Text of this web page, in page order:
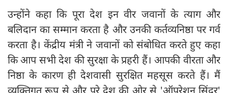
उन्होंने कहा कि पूरा देश इन वीर जवानों के त्याग और
बलिदान का सम्मान करता है और उनकी कर्तव्यनिष्ठा पर गर्व
करता है। केंद्रीय मंत्री ने जवानों को संबोधित करते हुए कहा
कि आप सभी देश की सुरक्षा के प्रहरी हैं। आपकी वीरता और
निष्ठा के कारण ही देशवासी सुरक्षित महसूस करते हैं। मैं
व्यक्तिगत रूप से और पूरे देश की ओर से 'ऑपरेशन सिंदूर'